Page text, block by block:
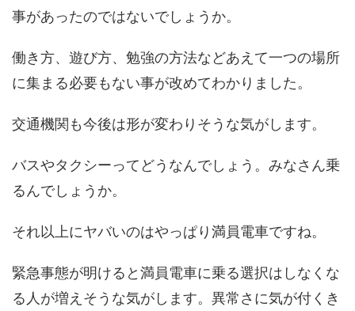
事があったのではないでしょうか。
働き方、遊び方、勉強の方法などあえて一つの場所
に集まる必要もない事が改めてわかりました。
交通機関も今後は形が変わりそうな気がします。
バスやタクシーってどうなんでしょう。みなさん乗
るんでしょうか。
それ以上にヤバいのはやっぱり満員電車ですね。
緊急事態が明けると満員電車に乗る選択はしなくな
る人が増えそうな気がします。異常さに気が付くき